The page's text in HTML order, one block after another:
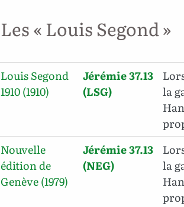
Les « Louis Segond »
Louis Segond
1910 (1910)
Jérémie 37.13
(LSG)
la
Nouvelle
édition de
Genève (1979)
Jérémie 37.13
(NEG)
la